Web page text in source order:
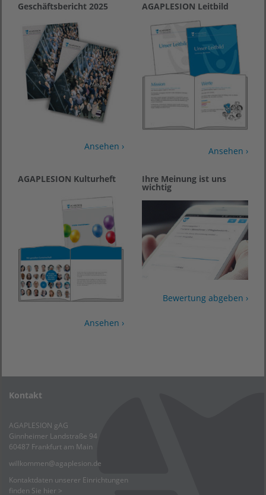
Geschäftsbericht 2025
Ansehen ›
AGAPLESION Leitbild
Ansehen ›
AGAPLESION Kulturheft
Ansehen ›
Ihre Meinung ist uns
wichtig
Bewertung abgeben ›
Kontakt
AGAPLESION gAG
Ginnheimer Landstraße 94
60487 Frankfurt am Main
willkommen@agaplesion.de
Kontaktdaten unserer Einrichtungen
finden Sie hier >